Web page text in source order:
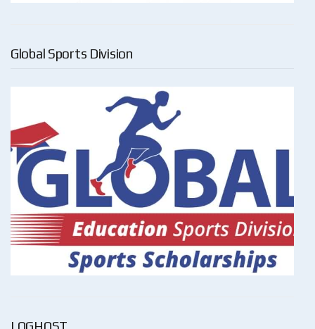
Global Sports Division